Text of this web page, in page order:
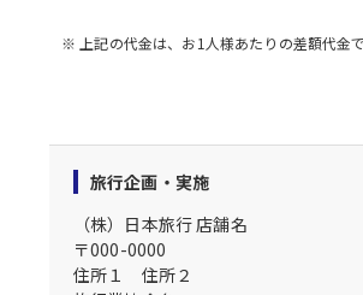
※ 上記の代金は、お1人様あたりの差額代金
旅行企画・実施
（株）日本旅行店舗名
〒000-0000
住所１
住所２